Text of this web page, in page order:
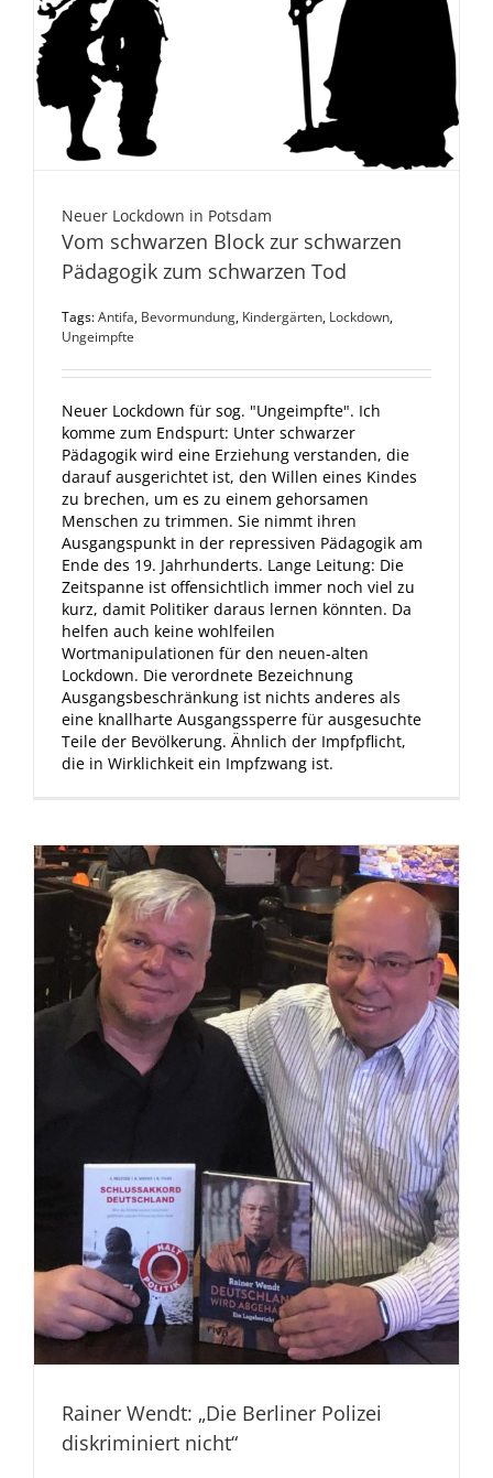
Neuer Lockdown in Potsdam
Vom schwarzen Block zur schwarzen
Pädagogik zum schwarzen Tod
Tags:Antifa, Bevormundung, Kindergärten, Lockdown,
Ungeimpfte
Neuer Lockdown für sog. "Ungeimpfte". Ich
komme zum Endspurt: Unter schwarzer
Pädagogik wird eine Erziehung verstanden, die
darauf ausgerichtet ist, den Willen eines Kindes
zu brechen, um es zu einem gehorsamen
Menschen zu trimmen. Sie nimmt ihren
Ausgangspunkt in der repressiven Pädagogik am
Ende des 19. Jahrhunderts. Lange Leitung: Die
Zeitspanne ist offensichtlich immer noch viel zu
kurz, damit Politiker daraus lernen könnten. Da
helfen auch keine wohlfeilen
Wortmanipulationen für den neuen-alten
Lockdown. Die verordnete Bezeichnung
Ausgangsbeschränkung ist nichts anderes als
eine knallharte Ausgangssperre für ausgesuchte
Teile der Bevölkerung. Ähnlich der Impfpflicht,
die in Wirklichkeit ein Impfzwang ist.
Rainer Wendt: „Die Berliner Polizei
diskriminiert nicht“